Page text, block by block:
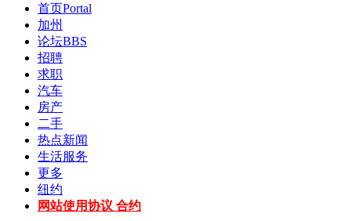
首页Portal
加州
论坛BBS
招聘
求职
汽车
房产
二手
热点新闻
生活服务
更多
纽约
网站使用协议 合约